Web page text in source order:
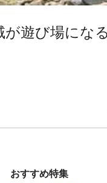
遊び場にな
おすすめ特集